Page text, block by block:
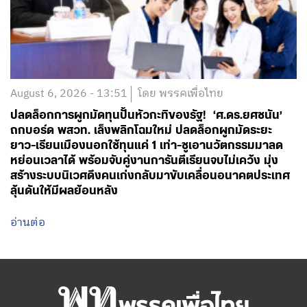
August 6, 2026 - 13:51 โดย พรรคเพื่อไทย
ปลดล็อกการผูกมัดทุนปั้นหัวกะทิของรัฐ! ‘ศ.ดร.ยศชนัน’
ถกบอร์ด พสวท. เล็งพลิกโฉมใหม่ ปลดล็อกผูกมัดระยะ
ยาว-เรียนเมืองนอกใช้ทุนแค่ 1 เท่า-ชูเอานวัตกรรมมาลด
หย่อนเวลาได้ พร้อมจับคู่งานการันตีเรียนจบไม่เคว้ง มุ่ง
สร้างระบบนิเวศดึงคนเก่งกลับมาขับเคลื่อนอนาคตประเทศ
ลุ้นดันให้มีผลย้อนหลัง
อ่านต่อ